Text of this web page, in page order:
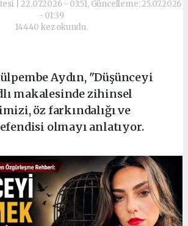
| 22.07.2026 - 03:51, Güncelleme: 25.07.2026
- 01:39
14440 kez okundu.
Aydın, "Düşünceyi
makalesinde zihinsel
öz farkındalığı ve
olmayı anlatıyor.